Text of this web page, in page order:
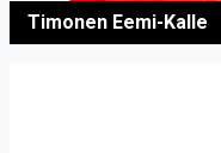
Timonen Eemi-Kalle